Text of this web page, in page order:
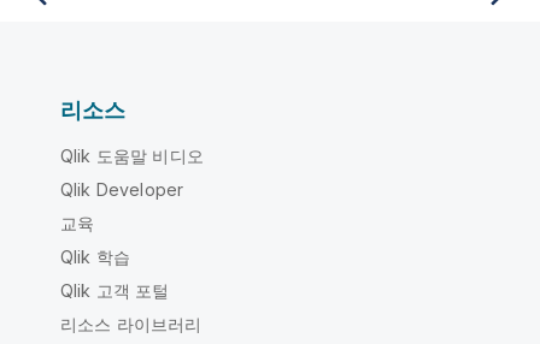
리소스
Qlik 도움말 비디오
Qlik Developer
교육
Qlik 학습
Qlik 고객 포털
리소스 라이브러리